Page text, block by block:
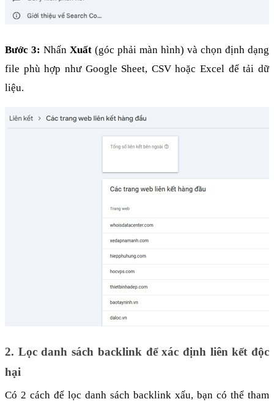
Bước 3: Nhấn Xuất (góc phải màn hình) và chọn định dạng
file phù hợp như Google Sheet, CSV hoặc Excel để tải dữ
liệu.
2. Lọc danh sách backlink để xác định liên kết độc
hại
Có 2 cách để lọc danh sách backlink xấu, bạn có thể tham